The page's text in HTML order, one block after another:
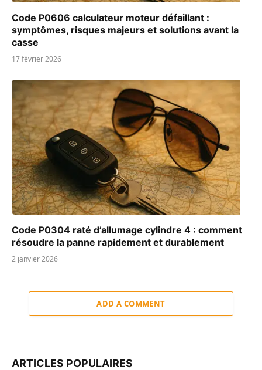
Code P0606 calculateur moteur défaillant :
symptômes, risques majeurs et solutions avant la
casse
17 février 2026
Code P0304 raté d’allumage cylindre 4 : comment
résoudre la panne rapidement et durablement
2 janvier 2026
ADD A COMMENT
ARTICLES POPULAIRES